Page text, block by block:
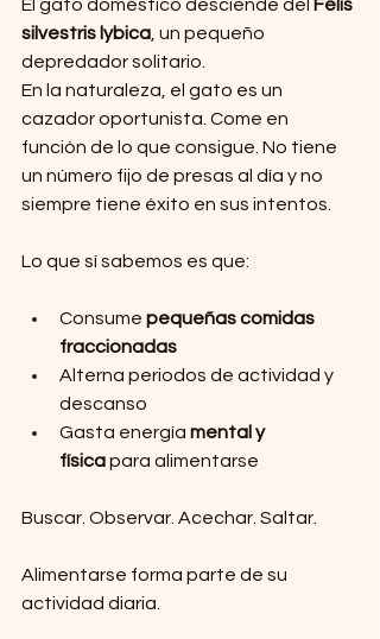
El gato doméstico desciende del Felis
silvestris lybica , un pequeño
depredador solitario.
En la naturaleza, el gato es un
cazador oportunista. Come en
función de lo que consigue. No tiene
un número fijo de presas al día y no
siempre tiene éxito en sus intentos.
Lo que sí sabemos es que:
Consume pequeñas comidas
fraccionadas
Alterna periodos de actividad y
descanso
Gasta energía mental y
física para alimentarse
Buscar. Observar. Acechar. Saltar.
Alimentarse forma parte de su
actividad diaria.